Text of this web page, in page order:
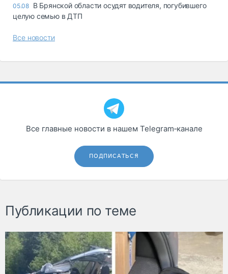
05.08 В Брянской области осудят водителя, погубившего
целую семью в ДТП
Все новости
Все главные новости в нашем Telegram‑канале
ПОДПИСАТЬСЯ
Публикации по теме